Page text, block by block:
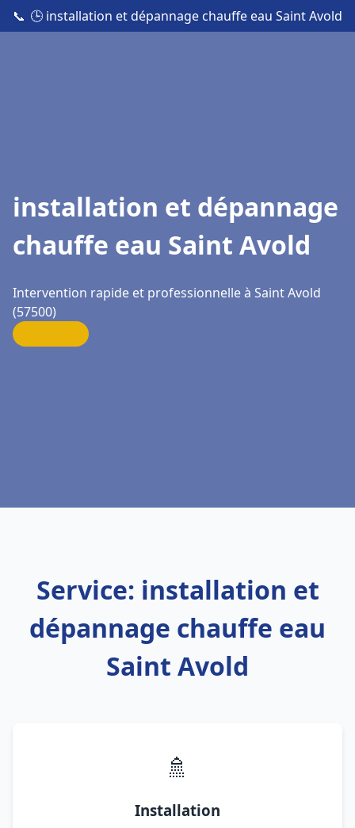
📞 🕒 installation et dépannage chauffe eau Saint Avold
installation et dépannage
chauffe eau Saint Avold
Intervention rapide et professionnelle à Saint Avold
(57500)
Service: installation et
dépannage chauffe eau
Saint Avold
🚿
Installation